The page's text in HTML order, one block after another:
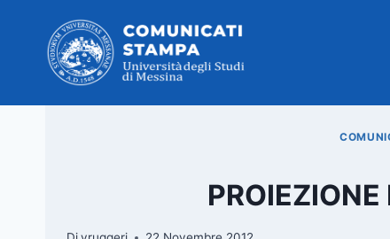
contenuto